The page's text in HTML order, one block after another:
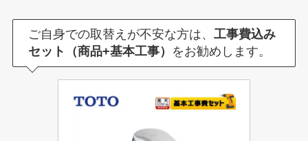
ご自身での取替えが不安な方は、工事費込み
セット（商品+基本工事） をお勧めします。